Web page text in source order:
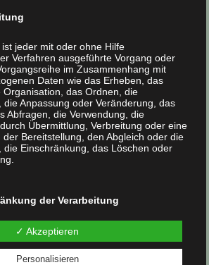
Einblasschlauch –
Verbindung
Kälteschutz
Wärmeschutz
ausgeführte Wärmedämmung /
wirkt im
Sommerauchgegen Hitze
lässt sich berechnen.
jeder mit oder ohne Hilfe
Verfahren ausgeführte Vorgang oder
im Zusammenhang mit
Daten wie das Erheben, das
Organisation, das Ordnen, die
die Anpassung oder Veränderung, das
Abfragen, die Verwendung, die
Übermittlung, Verbreitung oder eine
Bereitstellung, den Abgleich oder die
die Einschränkung, das Löschen oder
der Verarbeitung
der Verarbeitung ist die Markierung
personenbezogener Daten mit dem Ziel,
einzuschränken.
✓ Akzeptieren
Personalisieren